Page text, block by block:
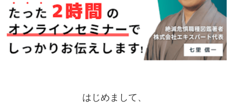
はじめまして、